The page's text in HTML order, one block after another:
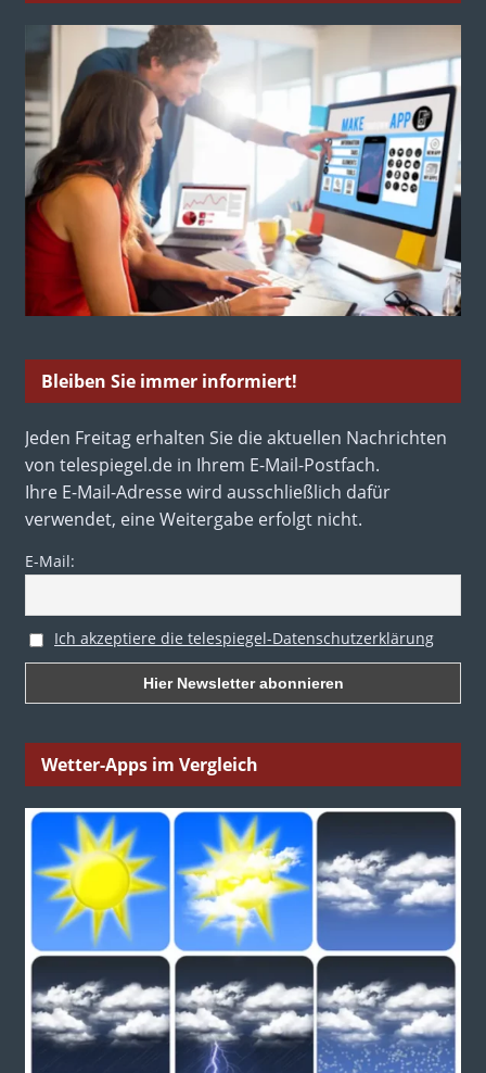
Bleiben Sie immer informiert!
Jeden Freitag erhalten Sie die aktuellen Nachrichten
von telespiegel.de in Ihrem E-Mail-Postfach.
Ihre E-Mail-Adresse wird ausschließlich dafür
verwendet, eine Weitergabe erfolgt nicht.
E-Mail:
Ich akzeptiere die telespiegel-Datenschutzerklärung
Wetter-Apps im Vergleich